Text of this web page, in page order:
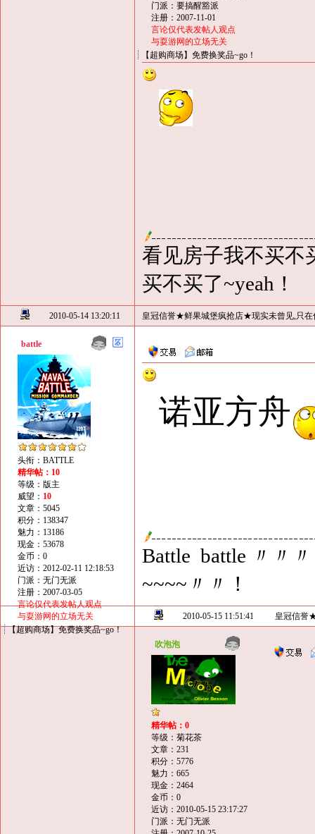
门派：要搞醒豁派
注册：2007-11-01
言论仅代表发帖人观点
与耍游网的立场无关
【超购商场】免费换奖品~go！
看见房子我不买不
买不买了~yeah！
2010-05-14 13:20:11 皇冠信誉★鲜果城堡疯抢店★现实未曾见,只在
battle
头衔：BATTLE
精华帖：10
等级：版主
威望： 10
文章：5045
积分：138347
魅力：13186
现金：53678
金币：0
近访：2012-02-11 12:18:53
门派：无门无派
注册：2007-03-05
言论仅代表发帖人观点
与耍游网的立场无关
【超购商场】免费换奖品~go！
诺亚方舟
Battle battle 〃〃
~~~~〃〃！
2010-05-15 11:51:41 皇冠信誉
吹泡泡
精华帖：0
等级：菊花茶
文章：231
积分：5776
魅力：665
现金：2464
金币：0
近访：2010-05-15 23:17:27
门派：无门无派